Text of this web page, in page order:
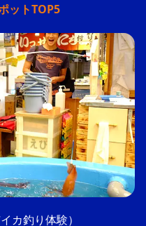
ットTOP5
カ釣り体験）